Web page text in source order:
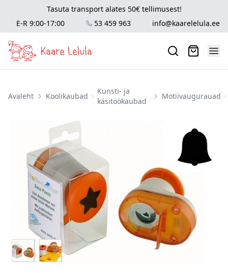
Tasuta transport alates 50€ tellimusest!
E-R 9:00-17:00
53 459 963 info@kaarelelula.ee
Avaleht Koolikaubad
Kunsti- ja
käsitöökaubad
Motiivaugurauad